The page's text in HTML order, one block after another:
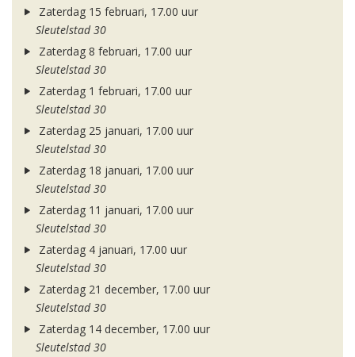
Zaterdag 15 februari, 17.00 uur
Sleutelstad 30
Zaterdag 8 februari, 17.00 uur
Sleutelstad 30
Zaterdag 1 februari, 17.00 uur
Sleutelstad 30
Zaterdag 25 januari, 17.00 uur
Sleutelstad 30
Zaterdag 18 januari, 17.00 uur
Sleutelstad 30
Zaterdag 11 januari, 17.00 uur
Sleutelstad 30
Zaterdag 4 januari, 17.00 uur
Sleutelstad 30
Zaterdag 21 december, 17.00 uur
Sleutelstad 30
Zaterdag 14 december, 17.00 uur
Sleutelstad 30